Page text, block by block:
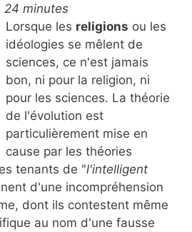
24 minutes
Lorsque les religions ou les
idéologies se mêlent de
sciences, ce n'est jamais
bon, ni pour la religion, ni
pour les sciences. La théorie
de l'évolution est
particulièrement mise en
cause par les théories
tenants de "l'intelligent
d'une incompréhension
dont ils contestent même
au nom d'une fausse